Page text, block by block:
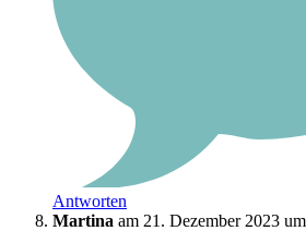
Antworten
Martina am 21. Dezember 2023